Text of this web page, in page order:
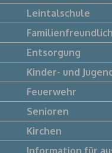
Leintalschule
Entsorgung
Kinder- und
Feuerwehr
Senioren
Kirchen
Information für